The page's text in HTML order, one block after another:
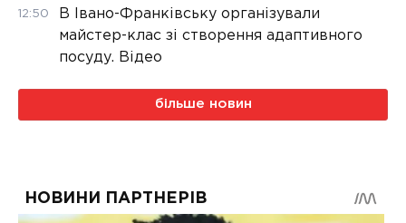
12:50
В Івано-Франківську організували
майстер-клас зі створення адаптивного
посуду. Відео
більше новин